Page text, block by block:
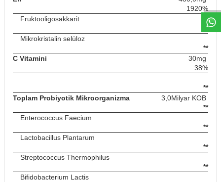
1920%
**
Fruktooligosakkarit
**
Mikrokristalin selüloz
30mg
38%
C Vitamini
**
3,0Milyar KOB
**
Toplam Probiyotik Mikroorganizma
**
Enterococcus Faecium
**
Lactobacillus Plantarum
**
Streptococcus Thermophilus
Bifidobacterium Lactis